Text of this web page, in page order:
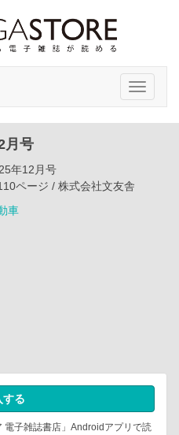
Toggle
月号
年12月号
ページ / 株式会社文友舎
車
する
電子雑誌書店」Androidアプリで読